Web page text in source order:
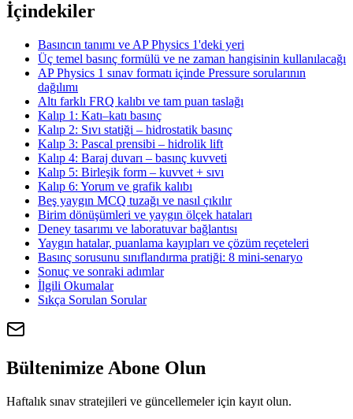
İçindekiler
Basıncın tanımı ve AP Physics 1'deki yeri
Üç temel basınç formülü ve ne zaman hangisinin kullanılacağı
AP Physics 1 sınav formatı içinde Pressure sorularının
dağılımı
Altı farklı FRQ kalıbı ve tam puan taslağı
Kalıp 1: Katı–katı basınç
Kalıp 2: Sıvı statiği – hidrostatik basınç
Kalıp 3: Pascal prensibi – hidrolik lift
Kalıp 4: Baraj duvarı – basınç kuvveti
Kalıp 5: Birleşik form – kuvvet + sıvı
Kalıp 6: Yorum ve grafik kalıbı
Beş yaygın MCQ tuzağı ve nasıl çıkılır
Birim dönüşümleri ve yaygın ölçek hataları
Deney tasarımı ve laboratuvar bağlantısı
Yaygın hatalar, puanlama kayıpları ve çözüm reçeteleri
Basınç sorusunu sınıflandırma pratiği: 8 mini-senaryo
Sonuç ve sonraki adımlar
İlgili Okumalar
Sıkça Sorulan Sorular
Bültenimize Abone Olun
Haftalık sınav stratejileri ve güncellemeler için kayıt olun.